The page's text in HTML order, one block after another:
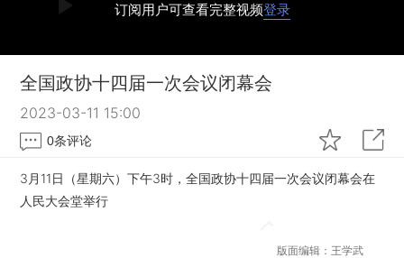
订阅用户可查看完整视频登录
全国政协十四届一次会议闭幕会
2023-03-11 15:00
0条评论
3月11日（星期六）下午3时，全国政协十四届一次会议闭幕会在
人民大会堂举行
版面编辑：王学武